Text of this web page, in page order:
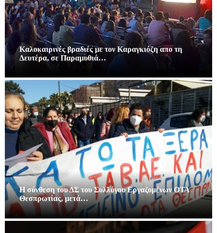
Καλοκαιρινές βραδιές με τον Καραγκιόζη απο τη
Δευτέρα, σε Παραμυθιά…
Η σύνθεση του ΔΣ του Συλλόγου Εργαζομένων ΟΤΑ
Θεσπρωτίας, μετά…